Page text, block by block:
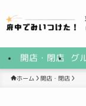
開店・閉店 グ
ホーム 開店・閉店